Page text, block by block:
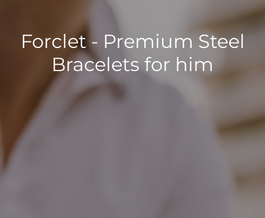
Forclet - Premium Steel
Bracelets for him